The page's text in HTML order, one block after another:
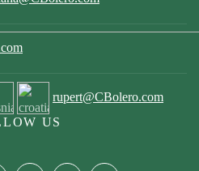
rupert@CBolero.com
US